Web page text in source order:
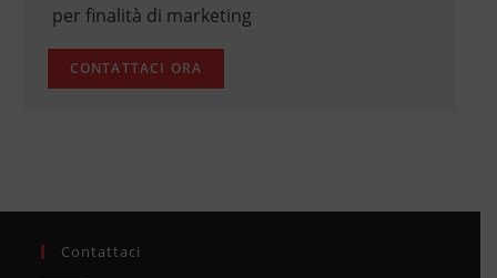
per finalità di marketing
Contattaci